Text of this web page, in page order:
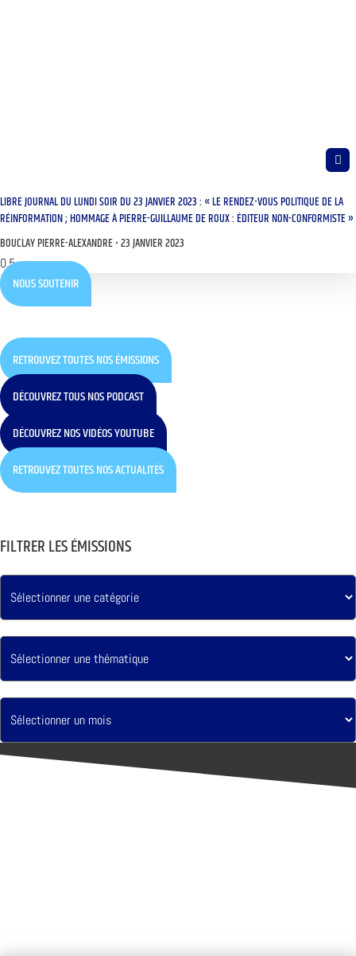
LIBRE JOURNAL DU LUNDI SOIR DU 23 JANVIER 2023 : « LE RENDEZ-VOUS POLITIQUE DE LA
RÉINFORMATION ; HOMMAGE À PIERRE-GUILLAUME DE ROUX : ÉDITEUR NON-CONFORMISTE »
BOUCLAY PIERRE-ALEXANDRE 23 JANVIER 2023
NOUS SOUTENIR
RETROUVEZ TOUTES NOS ÉMISSIONS
DÉCOUVREZ TOUS NOS PODCAST
DÉCOUVREZ NOS VIDÉOS YOUTUBE
RETROUVEZ TOUTES NOS ACTUALITÉS
FILTRER LES ÉMISSIONS